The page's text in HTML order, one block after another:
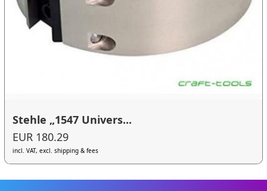
Stehle „1547 Univers...
EUR 180.29
incl. VAT, excl. shipping & fees